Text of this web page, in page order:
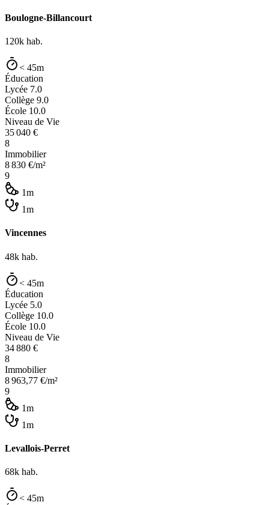
Boulogne-Billancourt
120k hab.
< 45m
Éducation
Lycée 7.0
Collège 9.0
École 10.0
Niveau de Vie
35 040 €
8
Immobilier
8 830 €/m²
9
1m
1m
Vincennes
48k hab.
< 45m
Éducation
Lycée 5.0
Collège 10.0
École 10.0
Niveau de Vie
34 880 €
8
Immobilier
8 963,77 €/m²
9
1m
1m
Levallois-Perret
68k hab.
< 45m